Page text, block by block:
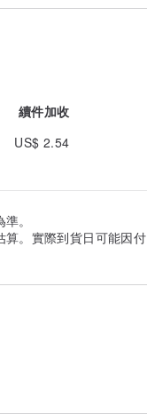
續件加收
US$ 2.54
。
算。實際到貨日可能因付